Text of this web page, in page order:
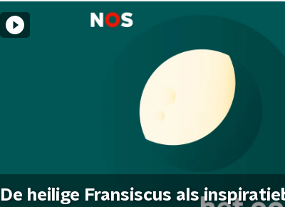
De heilige Fransiscus als